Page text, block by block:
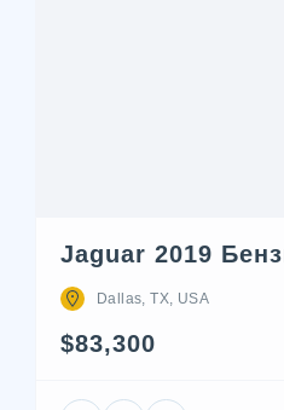
Jaguar 2019
Dallas, TX, USA
$83,300